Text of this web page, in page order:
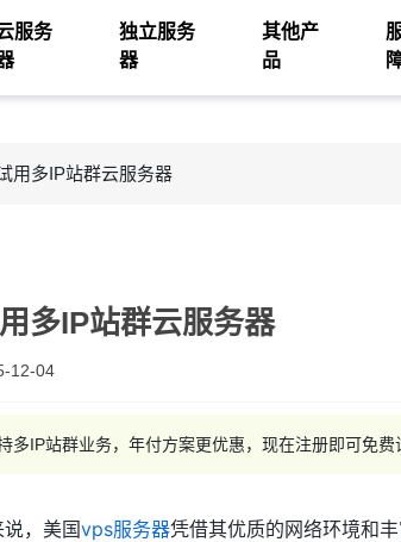
服务
独立服务
器
其他产
品
用多IP站群云服务器
多IP站群云服务器
12-04
多IP站群业务，年付方案更优惠，现在注册即可免费
，美国vps服务器凭借其优质的网络环境和